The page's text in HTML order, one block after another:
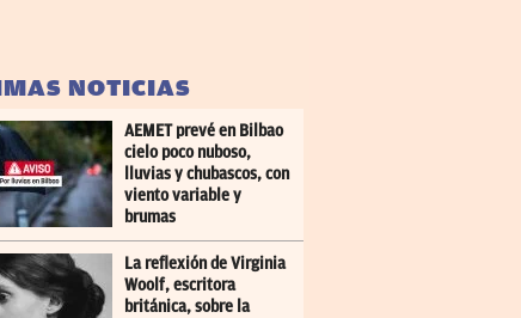
NOTICIAS
AEMET prevé en Bilbao
cielo poco nuboso,
lluvias y chubascos, con
viento variable y
brumas
La reflexión de Virginia
Woolf, escritora
británica, sobre la